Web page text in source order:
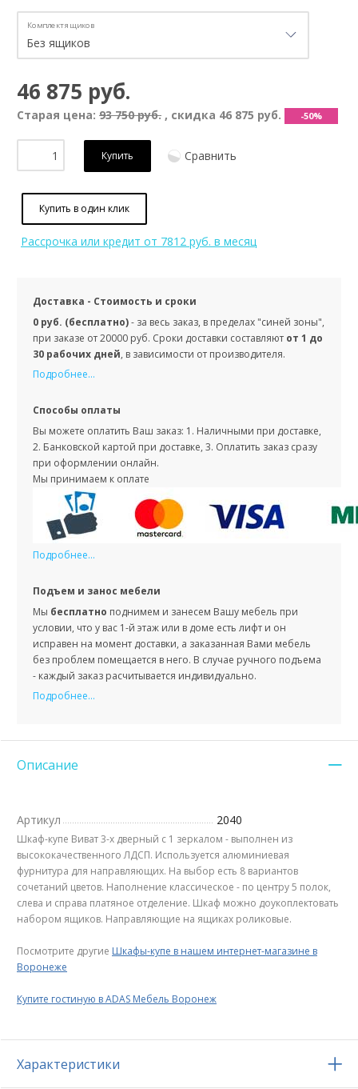
Комплект ящиков
46 875 руб.
Старая цена: 93 750 руб. , скидка 46 875 руб. -50%
Купить Сравнить
Купить в один клик
Рассрочка или кредит от 7812 руб. в месяц
Доставка - Стоимость и сроки
0 руб. (бесплатно)- за весь заказ, в пределах "синей зоны",
при заказе от 20000 руб. Сроки доставки составляют от 1 до
30 рабочих дней, в зависимости от производителя.
Подробнее...
Способы оплаты
Вы можете оплатить Ваш заказ: 1. Наличными при доставке,
2. Банковской картой при доставке, 3. Оплатить заказ сразу
при оформлении онлайн.
Мы принимаем к оплате
Подробнее...
Подъем и занос мебели
Мы бесплатно поднимем и занесем Вашу мебель при
условии, что у вас 1-й этаж или в доме есть лифт и он
исправен на момент доставки, а заказанная Вами мебель
без проблем помещается в него. В случае ручного подъема
- каждый заказ расчитывается индивидуально.
Подробнее...
Описание
Артикул 2040
Шкаф-купе Виват 3-х дверный с 1 зеркалом - выполнен из
высококачественного ЛДСП. Используется алюминиевая
фурнитура для направляющих. На выбор есть 8 вариантов
сочетаний цветов. Наполнение классическое - по центру 5 полок,
слева и справа платяное отделение. Шкаф можно доукоплектовать
набором ящиков. Направляющие на ящиках роликовые.
Посмотрите другие Шкафы-купе в нашем интернет-магазине в
Воронеже
Купите гостиную в ADAS Мебель Воронеж
Характеристики